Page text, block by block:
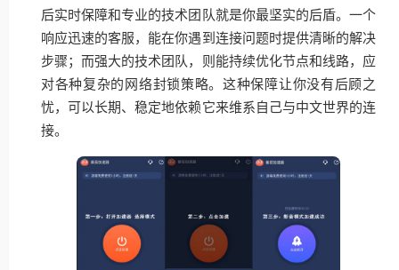
后实时保障和专业的技术团队就是你最坚实的后盾。一个
响应迅速的客服，能在你遇到连接问题时提供清晰的解决
步骤；而强大的技术团队，则能持续优化节点和线路，应
对各种复杂的网络封锁策略。这种保障让你没有后顾之
忧，可以长期、稳定地依赖它来维系自己与中文世界的连
接。